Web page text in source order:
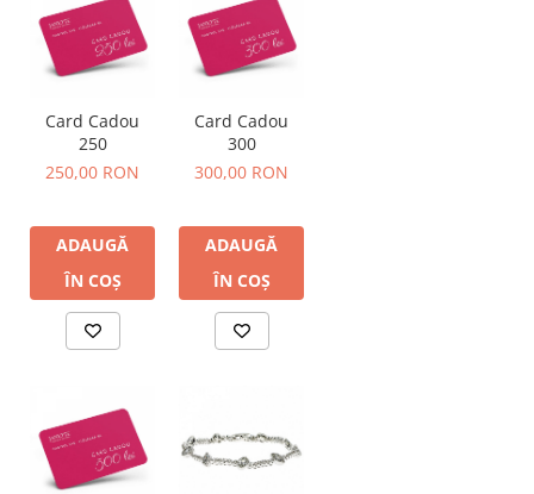
Card Cadou
250
250,00 RON
ADAUGĂ
ÎN COȘ
Card Cadou
300
300,00 RON
ADAUGĂ
ÎN COȘ